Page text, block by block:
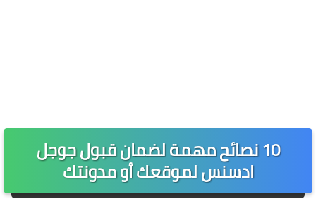
10 نصائح مهمة لضمان قبول جوجل
ادسنس لموقعك أو مدونتك